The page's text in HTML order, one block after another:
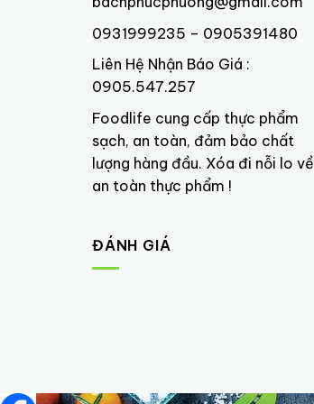
0931999235 – 0905391480
Liên Hệ Nhận Báo Giá :
0905.547.257
Foodlife cung cấp thực phẩm
sạch, an toàn, đảm bảo chất
lượng hàng đầu. Xóa đi nỗi lo về
an toàn thực phẩm !
ĐÁNH GIÁ